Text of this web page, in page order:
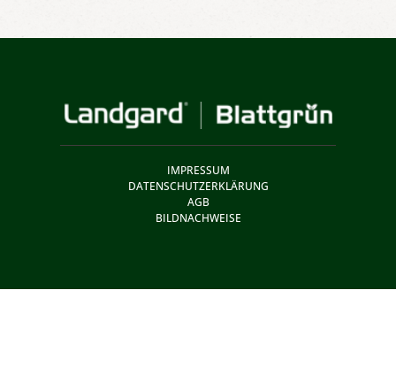
IMPRESSUM
DATENSCHUTZERKLÄRUNG
AGB
BILDNACHWEISE